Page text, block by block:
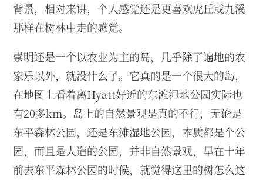
背景，相对来讲，个人感觉还是更喜欢虎丘或九溪
那样在树林中走的感觉。
崇明还是一个以农业为主的岛，几乎除了遍地的农
家乐以外，就没什么了。它真的是一个很大的岛，
在地图上看着离Hyatt好近的东滩湿地公园实际也
有20多km。岛上的自然景观是真的不行，无论是
东平森林公园，还是东滩湿地公园，本质都是个公
园，而且是人造的公园，并非自然景观，早在十年
前去东平森林公园的时候，就觉得这里的树怎么这